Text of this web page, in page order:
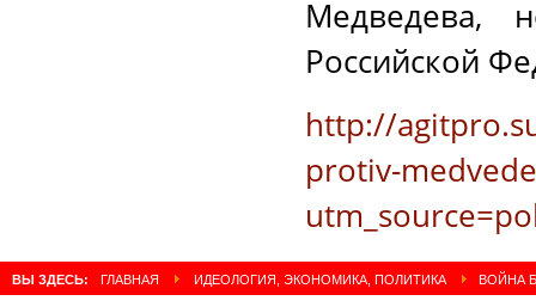
Медведева,
Российской
http://
protiv-
ВЫ ЗДЕСЬ: ГЛАВНАЯ ИДЕОЛОГИЯ, ЭКОНОМИКА, ПОЛИТИКА ВОЙНА